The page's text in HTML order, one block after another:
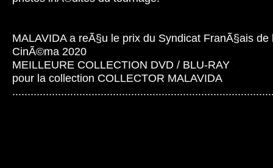
MALAVIDA a reÃ§u le prix du Syndicat FranÃ§ais de
CinÃ©ma 2020
MEILLEURE COLLECTION DVD / BLU-RAY
pour la collection COLLECTOR MALAVIDA